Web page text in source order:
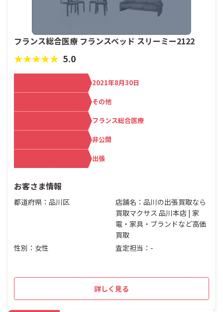
フランス総合医療 フランスベッド スリーミー2122
★★★★★ 5.0
2021年8月30日
その他
フランス総合医療
非公開
出張
お客さま情報
都道府県：品川区
店舗名：品川の出張買取なら
買取マクサス 品川本店 | 家
電・家具・ブランドなど高価
買取
性別：女性
査定担当：-
詳しく見る